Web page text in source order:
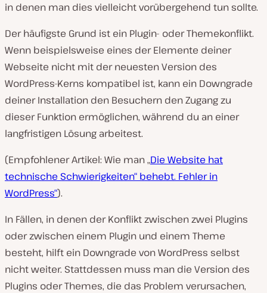
in denen man dies vielleicht vorübergehend tun sollte.
Der häufigste Grund ist ein Plugin- oder Themekonflikt.
Wenn beispielsweise eines der Elemente deiner
Webseite nicht mit der neuesten Version des
WordPress-Kerns kompatibel ist, kann ein Downgrade
deiner Installation den Besuchern den Zugang zu
dieser Funktion ermöglichen, während du an einer
langfristigen Lösung arbeitest.
(Empfohlener Artikel: Wie man „Die Website hat
technische Schwierigkeiten“ behebt. Fehler in
WordPress“).
In Fällen, in denen der Konflikt zwischen zwei Plugins
oder zwischen einem Plugin und einem Theme
besteht, hilft ein Downgrade von WordPress selbst
nicht weiter. Stattdessen muss man die Version des
Plugins oder Themes, die das Problem verursachen,